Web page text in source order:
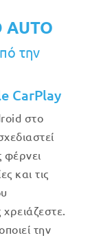
AUTO
την
CarPlay
στο
φέρνει
και τις
την